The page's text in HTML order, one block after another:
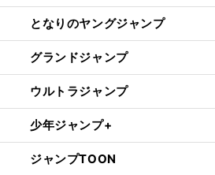
となりのヤングジャンプ
グランドジャンプ
ウルトラジャンプ
少年ジャンプ+
ジャンプTOON